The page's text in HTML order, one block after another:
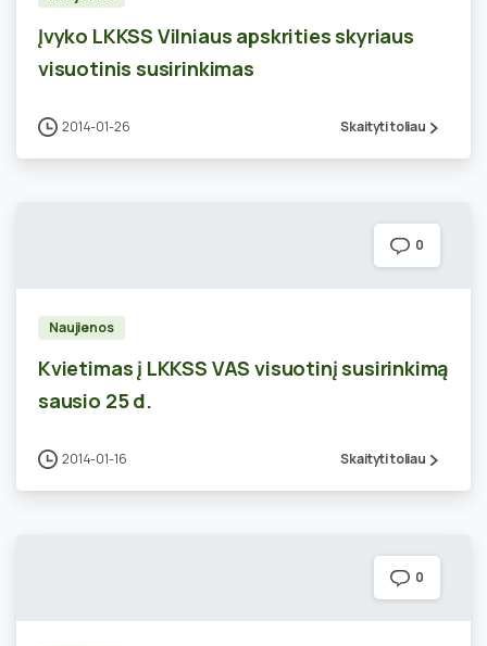
Įvyko LKKSS Vilniaus apskrities skyriaus
visuotinis susirinkimas
2014-01-26 Skaityti toliau
0
Naujienos
Kvietimas į LKKSS VAS visuotinį susirinkimą
sausio 25 d.
2014-01-16 Skaityti toliau
0